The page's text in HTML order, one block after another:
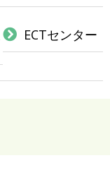
ECTセンター